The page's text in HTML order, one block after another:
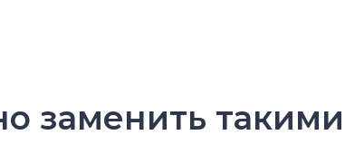
заменить